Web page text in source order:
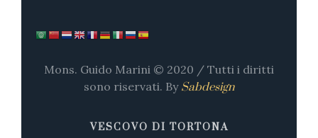
Mons. Guido Marini © 2020 / Tutti i diritti
sono riservati. By Sabdesign
VESCOVO DI TORTONA